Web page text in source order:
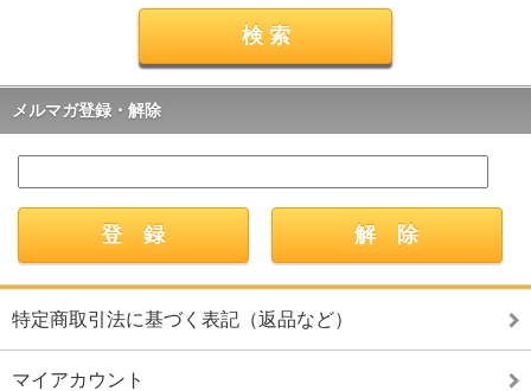
メルマガ登録・解除
特定商取引法に基づく表記（返品など）
マイアカウント